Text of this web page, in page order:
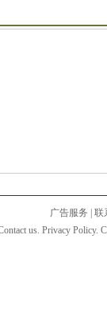
广告服务
联
us. Privacy Policy.